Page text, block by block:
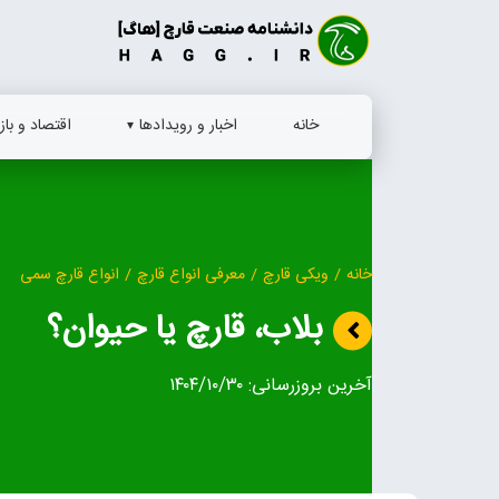
خانه اخبار و رویدادها اقتصاد و
خانه / ویکی قارچ / معرفی انواع قارچ / انواع قارچ سمی
بلاب، قارچ یا حیوان؟
آخرین بروزرسانی:۱۴۰۴/۱۰/۳۰